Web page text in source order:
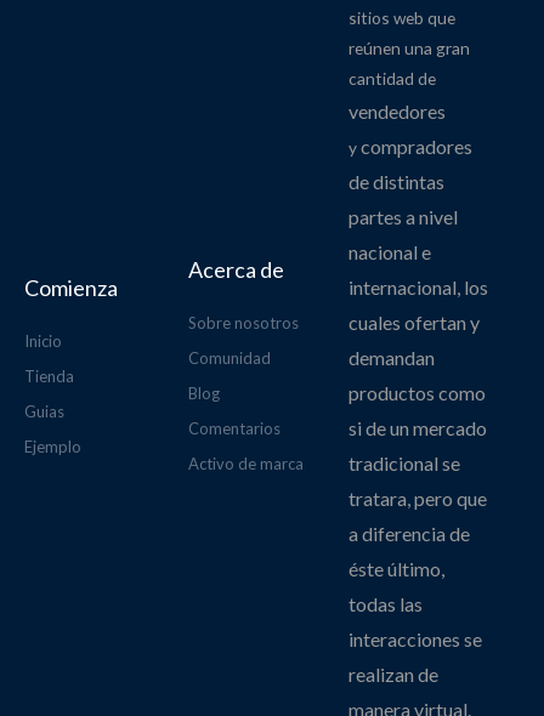
Comienza
Inicio
Tienda
Guias
Ejemplo
Acerca de
Sobre nosotros
Comunidad
Blog
Comentarios
Activo de marca
sitios web que
reúnen una gran
cantidad de
vendedores
ycompradores
de distintas
partes a nivel
nacional e
internacional, los
cuales ofertan y
demandan
productos como
si de un mercado
tradicional se
tratara, pero que
a diferencia de
éste último,
todas las
interacciones se
realizan de
manera virtual.